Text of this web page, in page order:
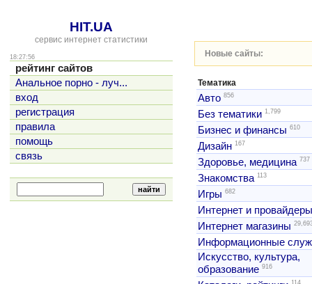
HIT.UA
сервис интернет статистики
18:27:56
рейтинг сайтов
Анальное порно - луч...
вход
регистрация
правила
помощь
связь
Новые сайты:
Тематика
Авто 856
Без тематики 1,799
Бизнес и финансы 610
Дизайн 167
Здоровье, медицина 737
Знакомства 113
Игры 682
Интернет и провайдеры
Интернет магазины
Информационные
Искусство, культура,
образование 916
114